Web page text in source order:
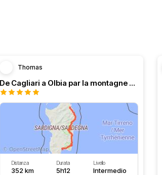
Thomas
De Cagliari a Olbia par la montagne Sarde.
Distanza
352 km
Durata
5h12
Livello
Intermedio